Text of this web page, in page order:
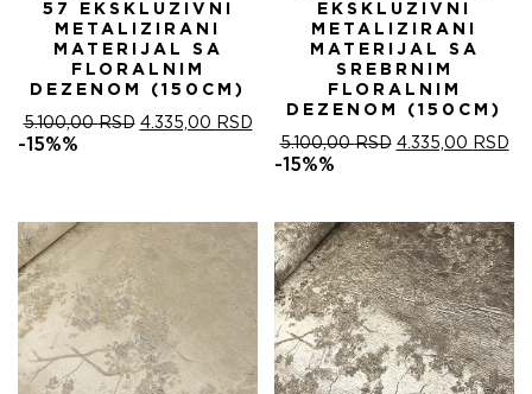
57 EKSKLUZIVNI
METALIZIRANI
MATERIJAL SA
FLORALNIM
DEZENOM (150CM)
5.100,00RSD ОРИГИНАЛНА
4.335,00 RSDТРЕНУТНА
ЦЕНА
-15%%
EKSKLUZIVNI
METALIZIRANI
MATERIJAL SA
SREBRNIM
FLORALNIM
DEZENOM (150CM)
5.100,00RSD ОРИГИНАЛНА
5.100,00 RSD.
4.335,00 RSD
-15%%